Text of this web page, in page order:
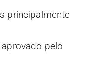
principalmente
pelo